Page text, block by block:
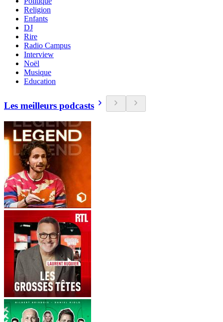
Religion
Enfants
DJ
Rire
Radio Campus
Interview
Noël
Musique
Education
Les meilleurs podcasts